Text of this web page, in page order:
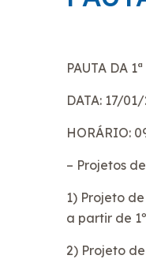
PAUTA DA
DATA: 17/
HORÁRIO:
– Projetos
1) Projeto
a partir de
2) Projeto